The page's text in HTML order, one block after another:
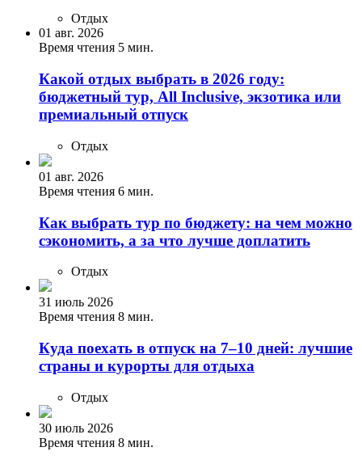
Отдых
01 авг. 2026
Время чтения 5 мин.
Какой отдых выбрать в 2026 году:
бюджетный тур, All Inclusive, экзотика или
премиальный отпуск
Отдых
01 авг. 2026
Время чтения 6 мин.
Как выбрать тур по бюджету: на чем можно
сэкономить, а за что лучше доплатить
Отдых
31 июль 2026
Время чтения 8 мин.
Куда поехать в отпуск на 7–10 дней: лучшие
страны и курорты для отдыха
Отдых
30 июль 2026
Время чтения 8 мин.